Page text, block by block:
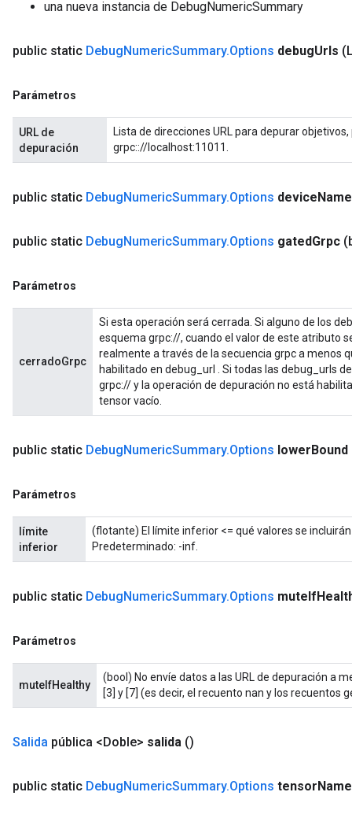
una nueva instancia de DebugNumericSummary
public static DebugNumericSummary.Options debugUrls
Parámetros
URL de
depuración
Lista de direcciones URL para depurar
grpc:://localhost:11011.
public static DebugNumericSummary.Options deviceName
public static DebugNumericSummary.Options gatedGrpc
Parámetros
cerradoGrpc
Si esta operación será cerrada. Si alguno de los
esquema grpc://, cuando el valor de este atributo
realmente a través de la secuencia grpc a menos
habilitado en debug_url . Si todas las debug_urls
grpc:// y la operación de depuración no está
tensor vacío.
public static DebugNumericSummary.Options lowerBound
Parámetros
límite
inferior
(flotante) El límite inferior <= qué valores se
Predeterminado: -inf.
public static DebugNumericSummary.Options muteIf
Parámetros
muteIfHealthy
(bool) No envíe datos a las URL de depuración a
[3] y [7] (es decir, el recuento nan y los recuentos
Salida pública <Doble> salida ()
public static DebugNumericSummary.Options tensorName